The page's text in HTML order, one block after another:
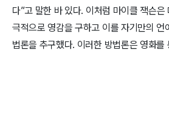
다”고 말한 바 있다. 이처럼 마이클 잭슨은
극적으로 영감을 구하고 이를 자기만의 언
법론을 추구했다. 이러한 방법론은 영화를